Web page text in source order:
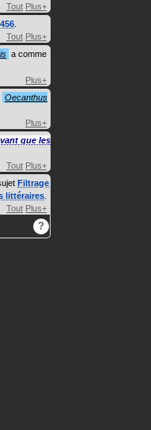
Tout Plus+
Tout Plus+
a comme
Plus+
Oecanthus
Plus+
que les
Tout Plus+
Filtrage
littéraires
Tout Plus+
?